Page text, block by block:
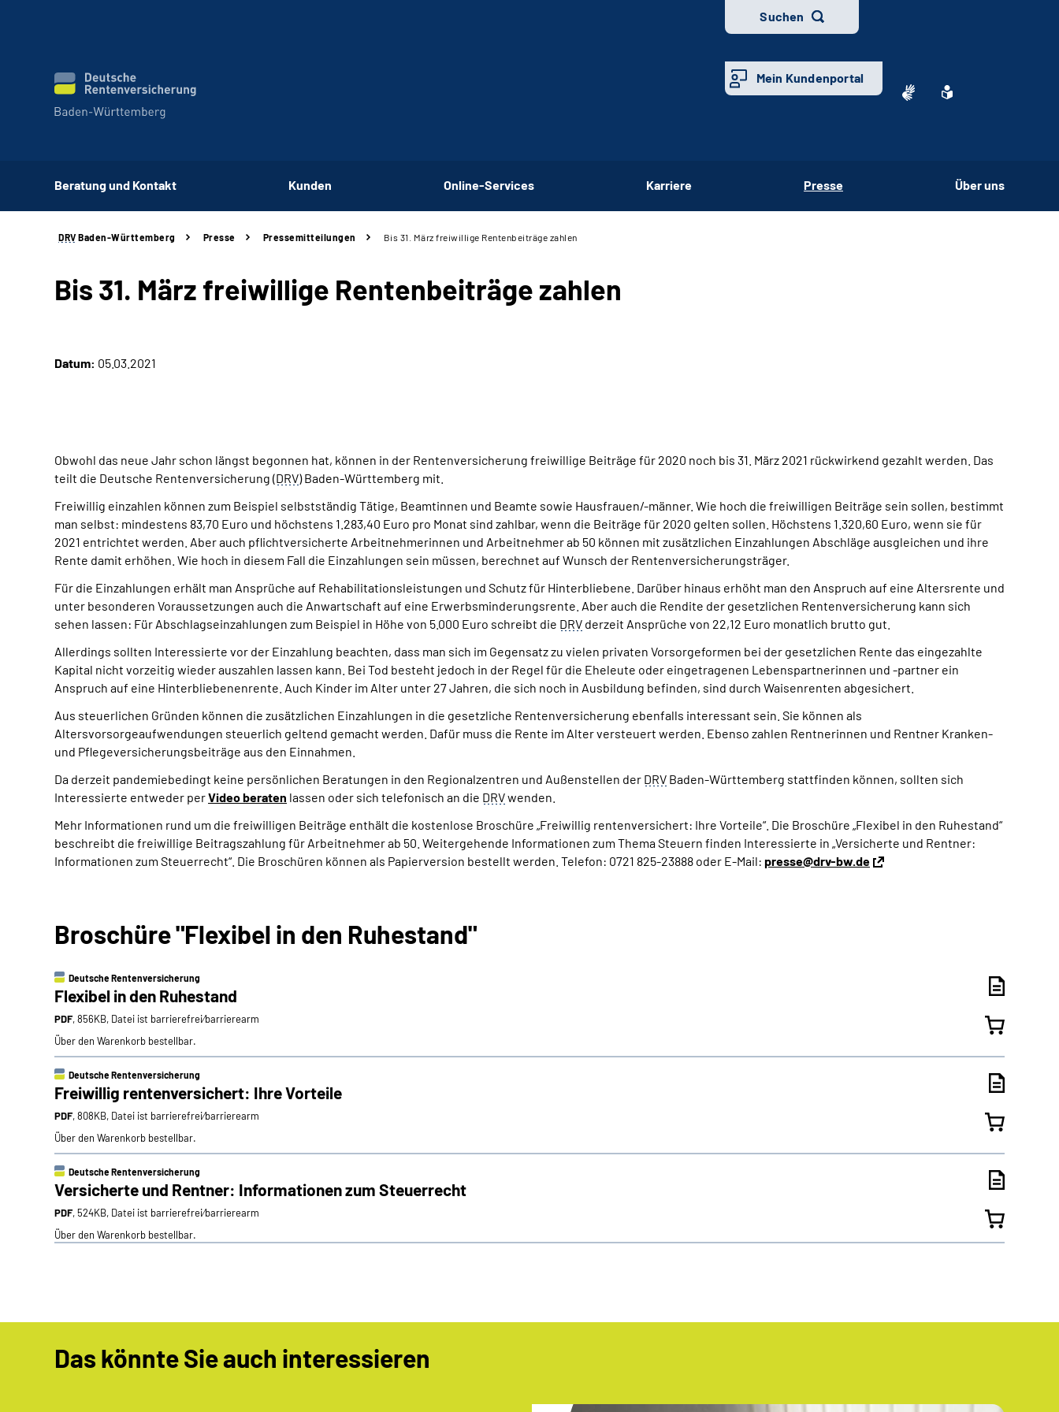
Suchen
Mein Kundenportal
Beratung und Kontakt Kunden Online-Services Karriere Presse Über uns
DRV Baden-Württemberg Presse Pressemitteilungen Bis 31. März freiwillige Rentenbeiträge zahlen
Bis 31. März freiwillige Rentenbeiträge zahlen
Datum: 05.03.2021
Obwohl das neue Jahr schon längst begonnen hat, können in der Rentenversicherung freiwillige Beiträge für 2020 noch bis 31. März 2021 rückwirkend gezahlt werden. Das
teilt die Deutsche Rentenversicherung (DRV) Baden-Württemberg mit.
Freiwil­lig einzahlen können zum Beispiel selbstständig Tätige, Beamtinnen und Beamte sowie Hausfrauen/-männer. Wie hoch die freiwilligen Beiträge sein sollen, bestimmt
man selbst: mindestens 83,70 Euro und höchstens 1.283,40 Euro pro Monat sind zahlbar, wenn die Beiträge für 2020 gelten sollen. Höchstens 1.320,60 Euro, wenn sie für
2021 entrichtet werden. Aber auch pflicht­versicherte Arbeitnehmerinnen und Arbeitnehmer ab 50 können mit zusätzlichen Einzahlungen Abschläge ausgleichen und ihre
Rente damit erhöhen. Wie hoch in diesem Fall die Einzahlungen sein müssen, berechnet auf Wunsch der Rentenversicherungsträger.
Für die Einzahlungen erhält man Ansprüche auf Rehabilitationsleistungen und Schutz für Hinterbliebene. Darüber hinaus erhöht man den Anspruch auf eine Altersrente und
unter besonderen Voraussetzungen auch die Anwartschaft auf eine Erwerbsminderungsrente. Aber auch die Rendite der gesetzlichen Rentenversicherung kann sich
sehen lassen: Für Abschlagseinzahlungen zum Beispiel in Höhe von 5.000 Euro schreibt die DRV derzeit Ansprüche von 22,12 Euro monatlich brutto gut.
Allerdings sollten Interessierte vor der Einzahlung beachten, dass man sich im Gegensatz zu vielen privaten Vorsorgeformen bei der gesetzlichen Rente das eingezahlte
Kapital nicht vorzeitig wieder auszahlen lassen kann. Bei Tod besteht jedoch in der Regel für die Eheleute oder eingetragenen Lebenspartnerinnen und -partner ein
Anspruch auf eine Hinterbliebenenrente. Auch Kinder im Alter unter 27 Jahren, die sich noch in Ausbildung befinden, sind durch Waisenrenten abgesichert.
Aus steuerlichen Gründen können die zusätzlichen Einzahlungen in die gesetzliche Rentenversicherung ebenfalls interessant sein. Sie können als
Altersvorsorgeaufwendungen steuerlich geltend gemacht werden. Dafür muss die Rente im Alter versteuert werden. Ebenso zahlen Rentnerinnen und Rentner Kranken-
und Pflegeversicherungsbeiträge aus den Einnahmen.
Da derzeit pandemiebedingt keine persönlichen Beratungen in den Regionalzentren und Außenstellen der DRV Baden-Württemberg stattfinden können, sollten sich
Interessierte entweder perVideo beraten lassen oder sich telefonisch an die DRVwenden.
Mehr Informationen rund um die freiwilligen Beiträge enthält die kostenlose Broschüre „Freiwillig rentenversichert: Ihre Vorteile“. Die Broschüre „Flexibel in den Ruhestand“
beschreibt die freiwillige Beitragszahlung für Arbeitnehmer ab 50. Weitergehende Informationen zum Thema Steuern finden Interessierte in „Versicherte und Rentner:
Informationen zum Steuerrecht“. Die Broschüren können als Papierversion bestellt werden. Telefon: 0721 825-23888 oder E-Mail: presse@drv-bw.de
Broschüre "Flexibel in den Ruhestand"
Deutsche Rentenversicherung
Flexibel in den Ruhestand
PDF, 856KB, Datei ist barrierefrei⁄barrierearm
Über den Warenkorb bestellbar.
Deutsche Rentenversicherung
Freiwillig rentenversichert: Ihre Vorteile
PDF, 808KB, Datei ist barrierefrei⁄barrierearm
Über den Warenkorb bestellbar.
Deutsche Rentenversicherung
Versicherte und Rentner: Informationen zum Steuerrecht
PDF, 524KB, Datei ist barrierefrei⁄barrierearm
Über den Warenkorb bestellbar.
Das könnte Sie auch interessieren